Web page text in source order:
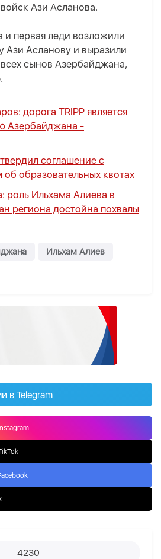
Ази Асланова.
и первая леди возложили
Ази Асланову и выразили
сынов Азербайджана,
дорога TRIPP является
Азербайджана -
соглашение с
образовательных квотах
роль Ильхама Алиева в
региона достойна похвалы
Ильхам Алиев
в Telegram
4230